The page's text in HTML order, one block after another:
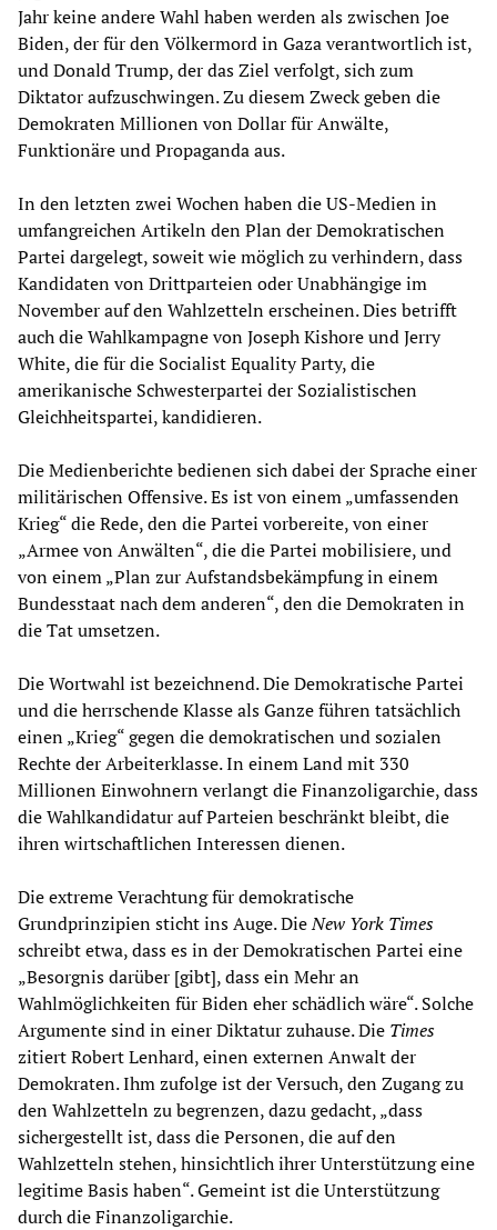
Jahr keine andere Wahl haben werden als zwischen Joe
Biden, der für den Völkermord in Gaza verantwortlich ist,
und Donald Trump, der das Ziel verfolgt, sich zum
Diktator aufzuschwingen. Zu diesem Zweck geben die
Demokraten Millionen von Dollar für Anwälte,
Funktionäre und Propaganda aus.
In den letzten zwei Wochen haben die US-Medien in
umfangreichen Artikeln den Plan der Demokratischen
Partei dargelegt, soweit wie möglich zu verhindern, dass
Kandidaten von Drittparteien oder Unabhängige im
November auf den Wahlzetteln erscheinen. Dies betrifft
auch die Wahlkampagne von Joseph Kishore und Jerry
White, die für die Socialist Equality Party, die
amerikanische Schwesterpartei der Sozialistischen
Gleichheitspartei, kandidieren.
Die Medienberichte bedienen sich dabei der Sprache einer
militärischen Offensive. Es ist von einem „umfassenden
Krieg“ die Rede, den die Partei vorbereite, von einer
„Armee von Anwälten“, die die Partei mobilisiere, und
von einem „Plan zur Aufstandsbekämpfung in einem
Bundesstaat nach dem anderen“, den die Demokraten in
die Tat umsetzen.
Die Wortwahl ist bezeichnend. Die Demokratische Partei
und die herrschende Klasse als Ganze führen tatsächlich
einen „Krieg“ gegen die demokratischen und sozialen
Rechte der Arbeiterklasse. In einem Land mit 330
Millionen Einwohnern verlangt die Finanzoligarchie, dass
die Wahlkandidatur auf Parteien beschränkt bleibt, die
ihren wirtschaftlichen Interessen dienen.
Die extreme Verachtung für demokratische
Grundprinzipien sticht ins Auge. DieNew York Times
schreibt etwa, dass es in der Demokratischen Partei eine
„Besorgnis darüber [gibt], dass ein Mehr an
Wahlmöglichkeiten für Biden eher schädlich wäre“. Solche
Argumente sind in einer Diktatur zuhause. Die Times
zitiert Robert Lenhard, einen externen Anwalt der
Demokraten. Ihm zufolge ist der Versuch, den Zugang zu
den Wahlzetteln zu begrenzen, dazu gedacht, „dass
sichergestellt ist, dass die Personen, die auf den
Wahlzetteln stehen, hinsichtlich ihrer Unterstützung eine
legitime Basis haben“. Gemeint ist die Unterstützung
durch die Finanzoligarchie.